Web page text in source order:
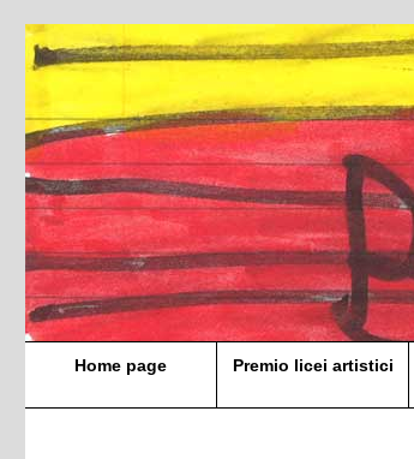
Home page Premio licei artistici